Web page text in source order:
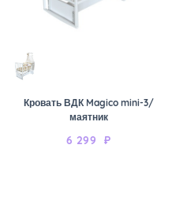
Кровать ВДК Magico mini-3/
маятник
6 299 ₽